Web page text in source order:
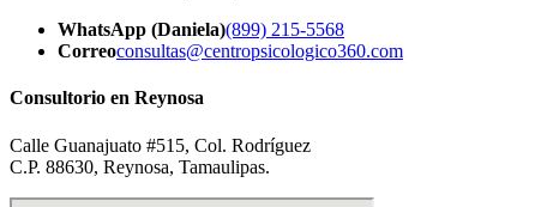
WhatsApp (Daniela)(899) 215-5568
Correoconsultas@centropsicologico360.com
Consultorio en Reynosa
Calle Guanajuato #515, Col. Rodríguez
C.P. 88630, Reynosa, Tamaulipas.